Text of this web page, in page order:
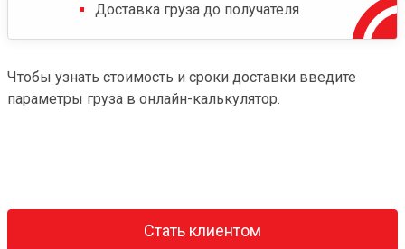
Доставка груза до получателя
Чтобы узнать стоимость и сроки доставки введите
параметры груза в онлайн-калькулятор.
Стать клиентом